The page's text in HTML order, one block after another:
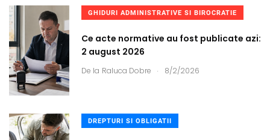
GHIDURI ADMINISTRATIVE SI BIROCRATIE
Ce acte normative au fost publicate azi:
2 august 2026
De la Raluca Dobre . 8/2/2026
DREPTURI SI OBLIGATII